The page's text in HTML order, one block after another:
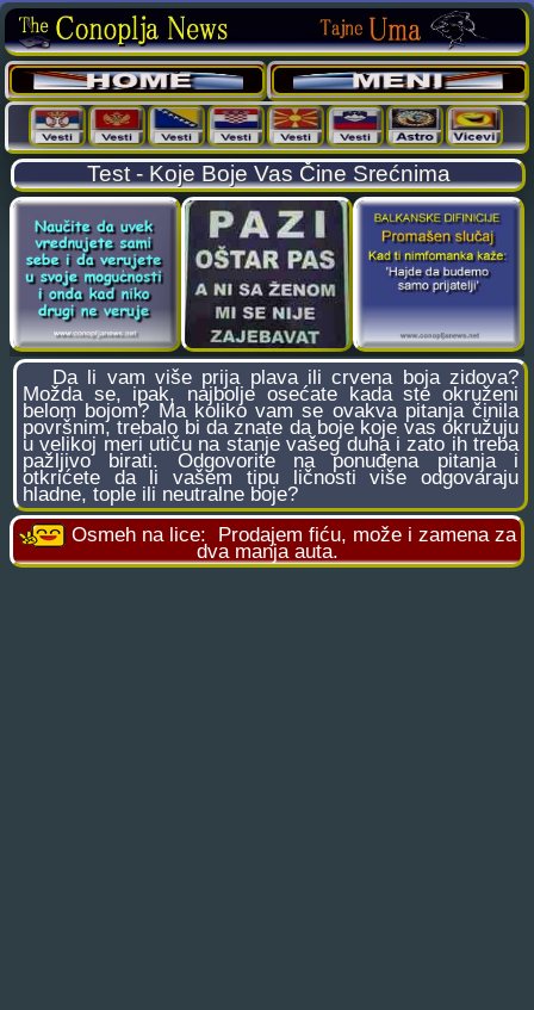
Test - Koje Boje Vas Čine Srećnima
Da li vam više prija plava ili crvena boja zidova?
Možda se, ipak, najbolje osećate kada ste okruženi
belom bojom? Ma koliko vam se ovakva pitanja činila
površnim, trebalo bi da znate da boje koje vas okružuju
u velikoj meri utiču na stanje vašeg duha i zato ih treba
pažljivo birati. Odgovorite na ponuđena pitanja i
otkrićete da li vašem tipu ličnosti više odgovaraju
hladne, tople ili neutralne boje?
Osmeh na lice: Prodajem fiću, može i zamena za
dva manja auta.